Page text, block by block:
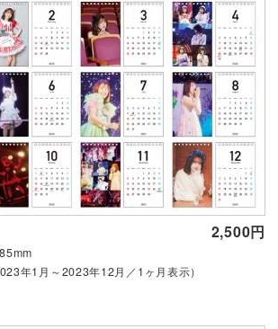
2,500円
年1月～2023年12月／1ヶ月表示）